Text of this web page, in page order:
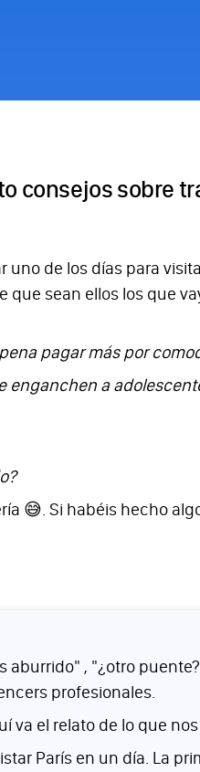
consejos sobre
de los días para
sean ellos los que
pagar más por
enganchen a
😅. Si habéis hecho
, "¿otro
profesionales.
va el relato de lo que
París en un día. La